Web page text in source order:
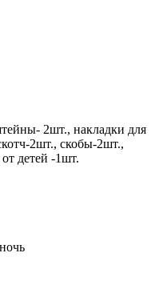
2шт., накладки для
2шт., скобы-2шт.,
детей -1шт.